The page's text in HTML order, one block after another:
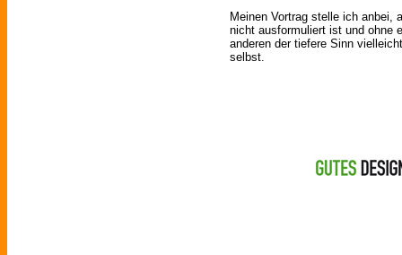
Meinen Vortrag stelle ich anbei,
nicht ausformuliert ist und ohne
anderen der tiefere Sinn
selbst.